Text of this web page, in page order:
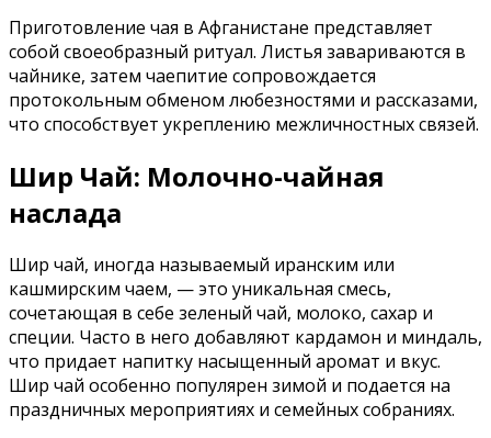
Приготовление чая в Афганистане представляет
собой своеобразный ритуал. Листья завариваются в
чайнике, затем чаепитие сопровождается
протокольным обменом любезностями и рассказами,
что способствует укреплению межличностных связей.
Шир Чай: Молочно-чайная
наслада
Шир чай, иногда называемый иранским или
кашмирским чаем, — это уникальная смесь,
сочетающая в себе зеленый чай, молоко, сахар и
специи. Часто в него добавляют кардамон и миндаль,
что придает напитку насыщенный аромат и вкус.
Шир чай особенно популярен зимой и подается на
праздничных мероприятиях и семейных собраниях.